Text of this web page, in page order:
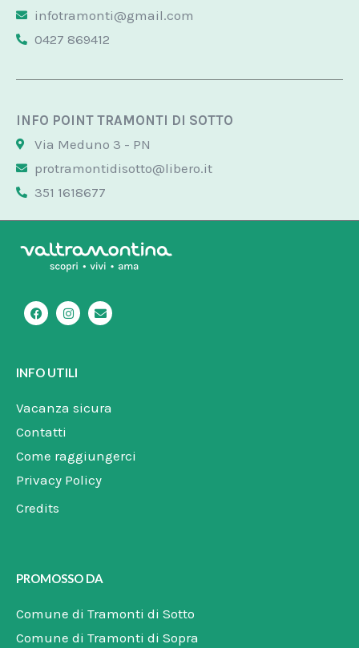
infotramonti@gmail.com
0427 869412
INFO POINT TRAMONTI DI SOTTO
Via Meduno 3 - PN
protramontidisotto@libero.it
351 1618677
F
a
c
o
o
I
n
s
g
r
E
n
v
INFO UTILI
Vacanza sicura
Contatti
Come raggiungerci
Privacy Policy
Credits
PROMOSSO DA
Comune di Tramonti di Sotto
Comune di Tramonti di Sopra